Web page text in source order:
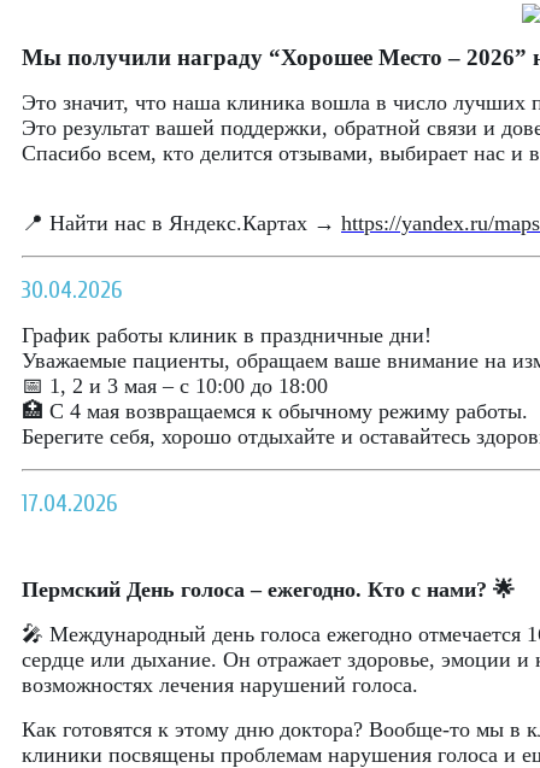
Мы получили награду “Хорошее Место – 2026”
Это значит, что наша клиника вошла в число лучших
Это результат вашей поддержки, обратной связи и
Спасибо всем, кто делится отзывами, выбирает нас и
📍 Найти нас в Яндекс.Картах → https://yandex.ru/
30.04.2026
График работы клиник в праздничные дни!
Уважаемые пациенты, обращаем ваше внимание на
📅 1, 2 и 3 мая – с 10:00 до 18:00
🏥 С 4 мая возвращаемся к обычному режиму работы.
Берегите себя, хорошо отдыхайте и оставайтесь
17.04.2026
Пермский День голоса – ежегодно. Кто с нами? 🌟
🎤 Международный день голоса ежегодно
сердце или дыхание. Он отражает здоровье, эмоции и
возможностях лечения нарушений голоса.
Как готовятся к этому дню доктора? Вообще-то мы в
клиники посвящены проблемам нарушения голоса и